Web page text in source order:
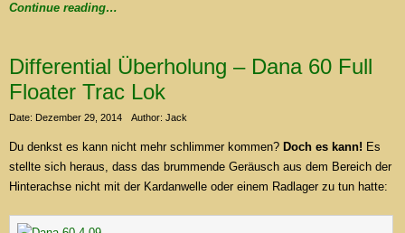
Continue reading…
Differential Überholung – Dana 60 Full
Floater Trac Lok
Date: Dezember 29, 2014 Author: Jack
Du denkst es kann nicht mehr schlimmer kommen? Doch es kann! Es
stellte sich heraus, dass das brummende Geräusch aus dem Bereich der
Hinterachse nicht mit der Kardanwelle oder einem Radlager zu tun hatte: